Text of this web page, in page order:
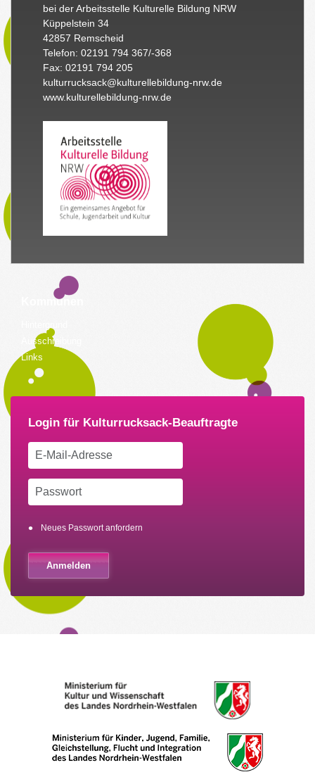
bei der Arbeitsstelle Kulturelle Bildung NRW
Küppelstein 34
42857 Remscheid
Telefon: 02191 794 367/-368
Fax: 02191 794 205
kulturrucksack@kulturellebildung-nrw.de
www.kulturellebildung-nrw.de
Kommunen
Ausschreibung
Links
Neues Passwort anfordern